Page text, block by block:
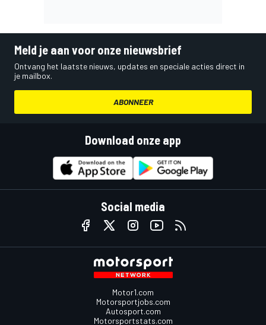
Meld je aan voor onze nieuwsbrief
Ontvang het laatste nieuws, updates en speciale acties direct in
je mailbox.
ABONNEER
Download onze app
Social media
Motor1.com
Motorsportjobs.com
Autosport.com
Motorsportstats.com